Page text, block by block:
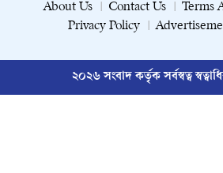
About Us Contact Us
Terms
Privacy Policy
২০২৬ সংবাদ কর্তৃক সর্বস্বত্ব